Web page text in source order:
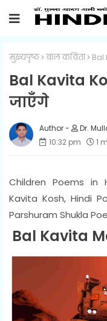
मुख्यपृष्ठ बाल कविता Bal
Bal Kavita
जाएँगे
Dr.
10:32 pm
1
Children Poems in
Kavita Kosh, Hindi
Parshuram Shukla
Bal Kavita